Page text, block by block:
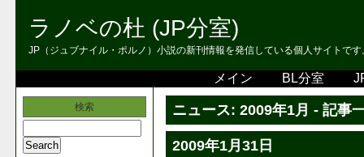
ラノベの杜 (JP分室)
JP（ジュブナイル・ポルノ）小説の新刊情報を発信している個人サイトで
メイン BL分室
検索 ニュース: 2009年1月 - 記事
2009年1月31日